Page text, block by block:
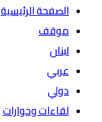
الصفحة الرئيسية
موقف
لبنان
عربي
دولي
لقاءات وحوارات